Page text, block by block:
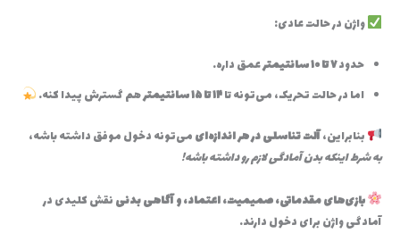
واژن در حالت عادی:
حدود۷ تا ۱۰ سانتیمتر
عمق داره.
اما در حالت تحریک، می‌تونه تا۱۴ تا ۱۵ سانتیمتر
هم گسترش پیدا کنه.
بنابراین،آلت تناسلی در هر اندازه‌ایمی‌تونه دخول موفق داشته باشه،
به شرط اینکه بدن آمادگی لازم رو داشته باشه!
بازی‌های مقدماتی، صمیمیت، اعتماد، و آگاهی بدنینقش کلیدی در
آمادگی واژن برای دخول دارند.